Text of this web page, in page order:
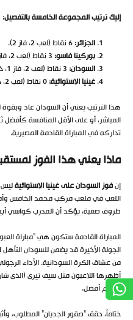
إليك ترتيب المجموعة الخامسة بالتفصيل:
الجزائر:
بوركينا فاسو:
السودان:
غينيا الاستوائية:
هذا الترتيب يعني أن السودان عاد
تداركه في المباراة القادمة المصيرية.
ماذا يعني هذا الفوز
إنفوز السودان على غينيا الاستوائية
اللعب في ملعب مركب محمد الخامس
ظروف صعبة، يؤكد أن المدرب كواسي
المباراة القادمة ستكون هي “مباراة
من عشاق الكرة السودانية. الأداء
أظهرها اللاعبون مثل سيف تيري (الذي
القادم أفضل.
ختاماً، حقق “صقور الجديان” المطلوب،